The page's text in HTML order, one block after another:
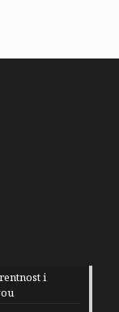
i